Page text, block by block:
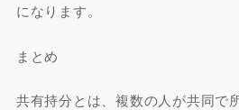
になります。
まとめ
共有持分とは、複数の人が共同で